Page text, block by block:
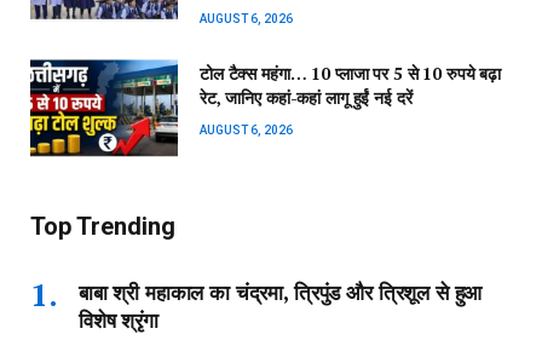
AUGUST 6, 2026
टोल टैक्स महंगा… 10 प्लाजा पर 5 से 10 रुपये बढ़ा
रेट, जानिए कहां-कहां लागू हुईं नई दरें
AUGUST 6, 2026
Top Trending
बाबा श्री महाकाल का चंद्रमा, त्रिपुंड और त्रिशूल से हुआ
विशेष श्रृंगा